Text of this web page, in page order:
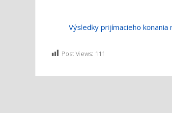
Výsledky prijímacieho
Post Views: 111